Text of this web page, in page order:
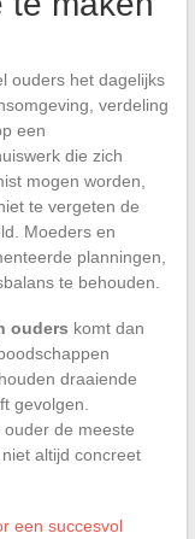
ouders het dagelijks
verdeling
een
die zich
mogen worden,
te vergeten de
Moeders en
planningen,
te behouden.
ouders komt dan
draaiende
gevolgen.
de meeste
altijd concreet
een succesvol